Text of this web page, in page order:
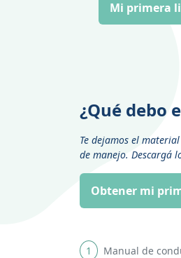
Mi primera
¿Qué debo
Te dejamos el
de manejo. Descargá
Obtener mi
1 Manual de